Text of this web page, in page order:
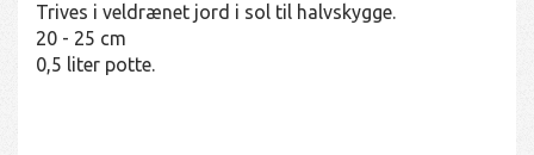
Trives i veldrænet jord i sol til halvskygge.
20 - 25 cm
0,5 liter potte.